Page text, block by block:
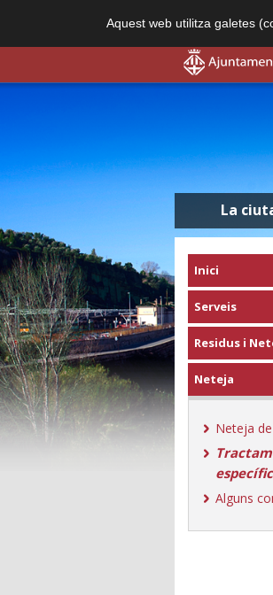
Aquest web utilitza galetes
La
Inici
Serveis
Residus i
Neteja
Neteja
Alguns